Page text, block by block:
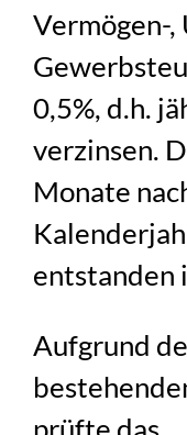
Vermögen-,
0,5%, d.h.
verzinsen.
Monate
entstanden
Aufgrund
prüfte das